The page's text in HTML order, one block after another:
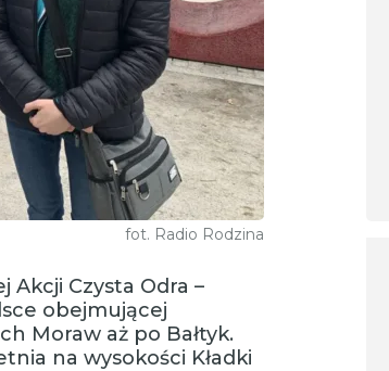
fot. Radio Rodzina
Akcji Czysta Odra –
obejmującej
Moraw aż po Bałtyk.
na wysokości Kładki